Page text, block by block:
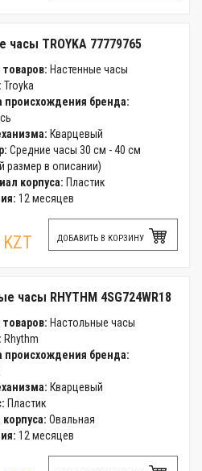
часы TROYKA 77779765
товаров: Настенные часы
Troyka
происхождения бренда:
Кварцевый
Средние часы 30 см - 40 см
размер в описании)
корпуса: Пластик
12 месяцев
ДОБАВИТЬ В КОРЗИНУ
часы RHYTHM 4SG724WR18
товаров: Настольные часы
Rhythm
происхождения бренда:
Кварцевый
Пластик
Овальная
12 месяцев